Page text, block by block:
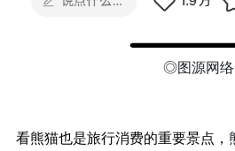
◎图源网络
看熊猫也是旅行消费的重要景点，